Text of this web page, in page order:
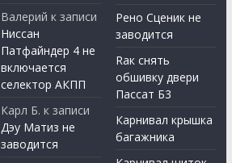
Валерий к записи
Ниссан
Патфайндер 4 не
включается
селектор АКПП
Карл Б. к записи
Дэу Матиз не
заводится
Рено Сценик не
заводится
Rак снять
обшивку двери
Пассат Б3
Карнивал крышка
багажника